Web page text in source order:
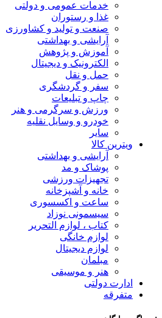
خدمات عمومی و دولتی
غذا و رستوران
صنعت و تولید و کشاورزی
آرایشی و بهداشتی
آموزش و پژوهش
الکترونیک و دیجیتال
حمل و نقل
سفر و گردشگری
چاپ و تبلیعات
ورزش و سرگرمی و هنر
خودرو و وسایل نقلیه
سایر
ویترین کالا
آرایشی و بهداشتی
پوشاک و مد
تجهیزات ورزشی
خانه و آشپزخانه
ساعت و اکسسوری
سیسمونی نوزاد
کتاب ، لوازم التحریر
لوازم خانگی
لوازم دیجیتال
مبلمان
هنر و موسیقی
ادارت دولتی
متفرقه